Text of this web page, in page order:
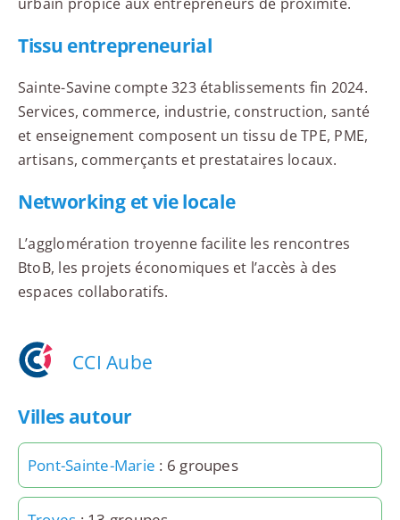
urbain propice aux entrepreneurs de proximité.
Tissu entrepreneurial
Sainte-Savine compte 323 établissements fin 2024.
Services, commerce, industrie, construction, santé
et enseignement composent un tissu de TPE, PME,
artisans, commerçants et prestataires locaux.
Networking et vie locale
L’agglomération troyenne facilite les rencontres
BtoB, les projets économiques et l’accès à des
espaces collaboratifs.
CCI Aube
Villes autour
Pont-Sainte-Marie : 6 groupes